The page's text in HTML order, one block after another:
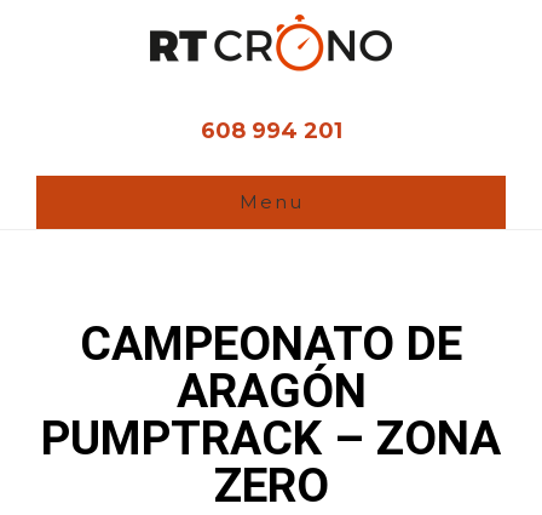
608 994 201
Menu
CAMPEONATO DE
ARAGÓN
PUMPTRACK – ZONA
ZERO